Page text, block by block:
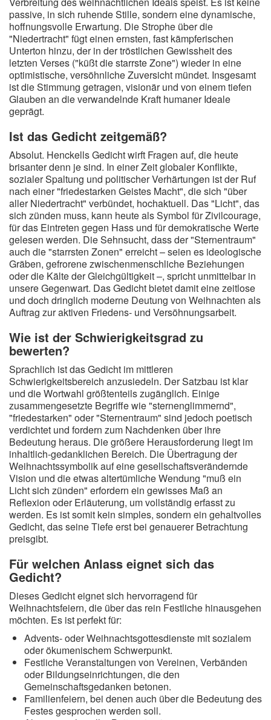
passive, in sich ruhende Stille, sondern eine dynamische,
hoffnungsvolle Erwartung. Die Strophe über die
"Niedertracht" fügt einen ernsten, fast kämpferischen
Unterton hinzu, der in der tröstlichen Gewissheit des
letzten Verses ("küßt die starrste Zone") wieder in eine
optimistische, versöhnliche Zuversicht mündet. Insgesamt
ist die Stimmung getragen, visionär und von einem tiefen
Glauben an die verwandelnde Kraft humaner Ideale
geprägt.
Ist das Gedicht zeitgemäß?
Absolut. Henckells Gedicht wirft Fragen auf, die heute
brisanter denn je sind. In einer Zeit globaler Konflikte,
sozialer Spaltung und politischer Verhärtungen ist der Ruf
nach einer "friedestarken Geistes Macht", die sich "über
aller Niedertracht" verbündet, hochaktuell. Das "Licht", das
sich zünden muss, kann heute als Symbol für Zivilcourage,
für das Eintreten gegen Hass und für demokratische Werte
gelesen werden. Die Sehnsucht, dass der "Sternentraum"
auch die "starrsten Zonen" erreicht – seien es ideologische
Gräben, gefrorene zwischenmenschliche Beziehungen
oder die Kälte der Gleichgültigkeit –, spricht unmittelbar in
unsere Gegenwart. Das Gedicht bietet damit eine zeitlose
und doch dringlich moderne Deutung von Weihnachten als
Auftrag zur aktiven Friedens- und Versöhnungsarbeit.
Wie ist der Schwierigkeitsgrad zu
bewerten?
Sprachlich ist das Gedicht im mittleren
Schwierigkeitsbereich anzusiedeln. Der Satzbau ist klar
und die Wortwahl größtenteils zugänglich. Einige
zusammengesetzte Begriffe wie "sternenglimmernd",
"friedestarken" oder "Sternentraum" sind jedoch poetisch
verdichtet und fordern zum Nachdenken über ihre
Bedeutung heraus. Die größere Herausforderung liegt im
inhaltlich-gedanklichen Bereich. Die Übertragung der
Weihnachtssymbolik auf eine gesellschaftsverändernde
Vision und die etwas altertümliche Wendung "muß ein
Licht sich zünden" erfordern ein gewisses Maß an
Reflexion oder Erläuterung, um vollständig erfasst zu
werden. Es ist somit kein simples, sondern ein gehaltvolles
Gedicht, das seine Tiefe erst bei genauerer Betrachtung
preisgibt.
Für welchen Anlass eignet sich das
Gedicht?
Dieses Gedicht eignet sich hervorragend für
Weihnachtsfeiern, die über das rein Festliche hinausgehen
möchten. Es ist perfekt für:
Advents- oder Weihnachtsgottesdienste mit sozialem
oder ökumenischem Schwerpunkt.
Festliche Veranstaltungen von Vereinen, Verbänden
oder Bildungseinrichtungen, die den
Gemeinschaftsgedanken betonen.
Familienfeiern, bei denen auch über die Bedeutung des
Festes gesprochen werden soll.